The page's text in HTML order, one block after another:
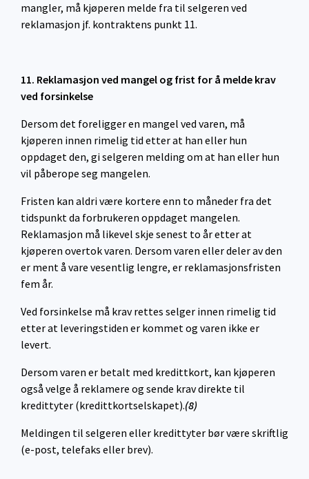
mangler, må kjøperen melde fra til selgeren ved
reklamasjon jf. kontraktens punkt 11.
11. Reklamasjon ved mangel og frist for å melde krav
ved forsinkelse
Dersom det foreligger en mangel ved varen, må
kjøperen innen rimelig tid etter at han eller hun
oppdaget den, gi selgeren melding om at han eller hun
vil påberope seg mangelen.
Fristen kan aldri være kortere enn to måneder fra det
tidspunkt da forbrukeren oppdaget mangelen.
Reklamasjon må likevel skje senest to år etter at
kjøperen overtok varen. Dersom varen eller deler av den
er ment å vare vesentlig lengre, er reklamasjonsfristen
fem år.
Ved forsinkelse må krav rettes selger innen rimelig tid
etter at leveringstiden er kommet og varen ikke er
levert.
Dersom varen er betalt med kredittkort, kan kjøperen
også velge å reklamere og sende krav direkte til
kredittyter (kredittkortselskapet).(8)
Meldingen til selgeren eller kredittyter bør være skriftlig
(e-post, telefaks eller brev).